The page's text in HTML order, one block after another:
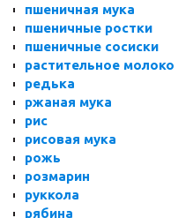
пшеничная мука
пшеничные ростки
пшеничные сосиски
растительное молоко
редька
ржаная мука
рис
рисовая мука
рожь
розмарин
руккола
рябина